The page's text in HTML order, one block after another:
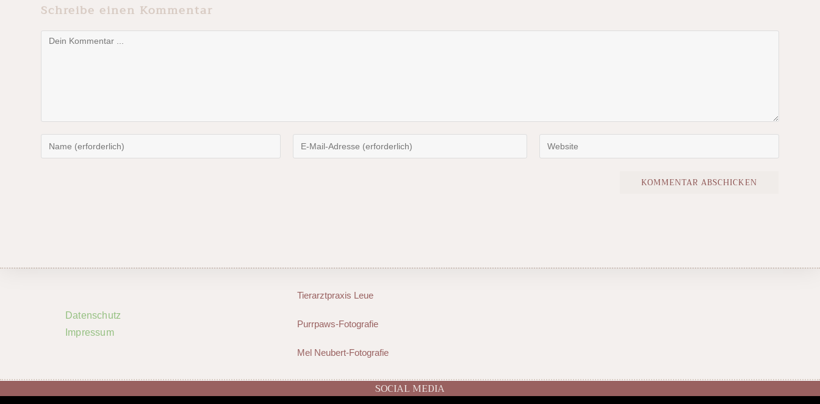
Schreibe einen Kommentar
Datenschutz
Impressum
Tierarztpraxis Leue
Purrpaws-Fotografie
Mel Neubert-Fotografie
SOCIAL MEDIA